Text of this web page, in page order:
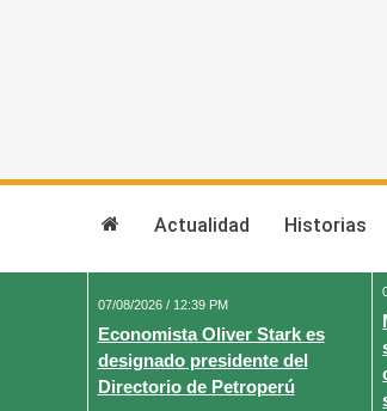
Actualidad Historias
07/08/2026 / 12:39 PM
Economista Oliver Stark es
designado presidente del
Directorio de Petroperú